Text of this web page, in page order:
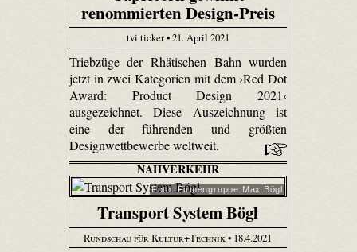
renommierten Design-Preis
tvi.ticker • 21. April 2021
Triebzüge der Rhätischen Bahn wurden
jetzt in zwei Kategorien mit dem ›Red Dot
Award: Product Design 2021‹
ausgezeichnet. Diese Auszeichnung ist
eine der führenden und größten
Designwettbewerbe weltweit.
NAHVERKEHR
Foto: Firmengruppe Max Bögl
Transport System Bögl
Rundschau für Kultur+Technik• 18.4.2021